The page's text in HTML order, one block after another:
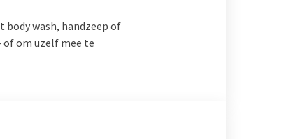
wash, handzeep of
of om uzelf mee te